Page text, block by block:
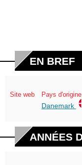
EN BREF
Site web Pays d'origine
Danemark
ANNÉES